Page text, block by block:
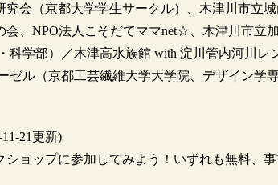
会（京都大学学生サークル）、木津川市立城
、NPO法人こそだてママnet☆、木津川市立
学部）／木津高水族館 with 淀川管内河川レ
ゼル（京都工芸繊維大学大学院、デザイン学
11-21更新)
ョップに参加してみよう！いずれも無料、